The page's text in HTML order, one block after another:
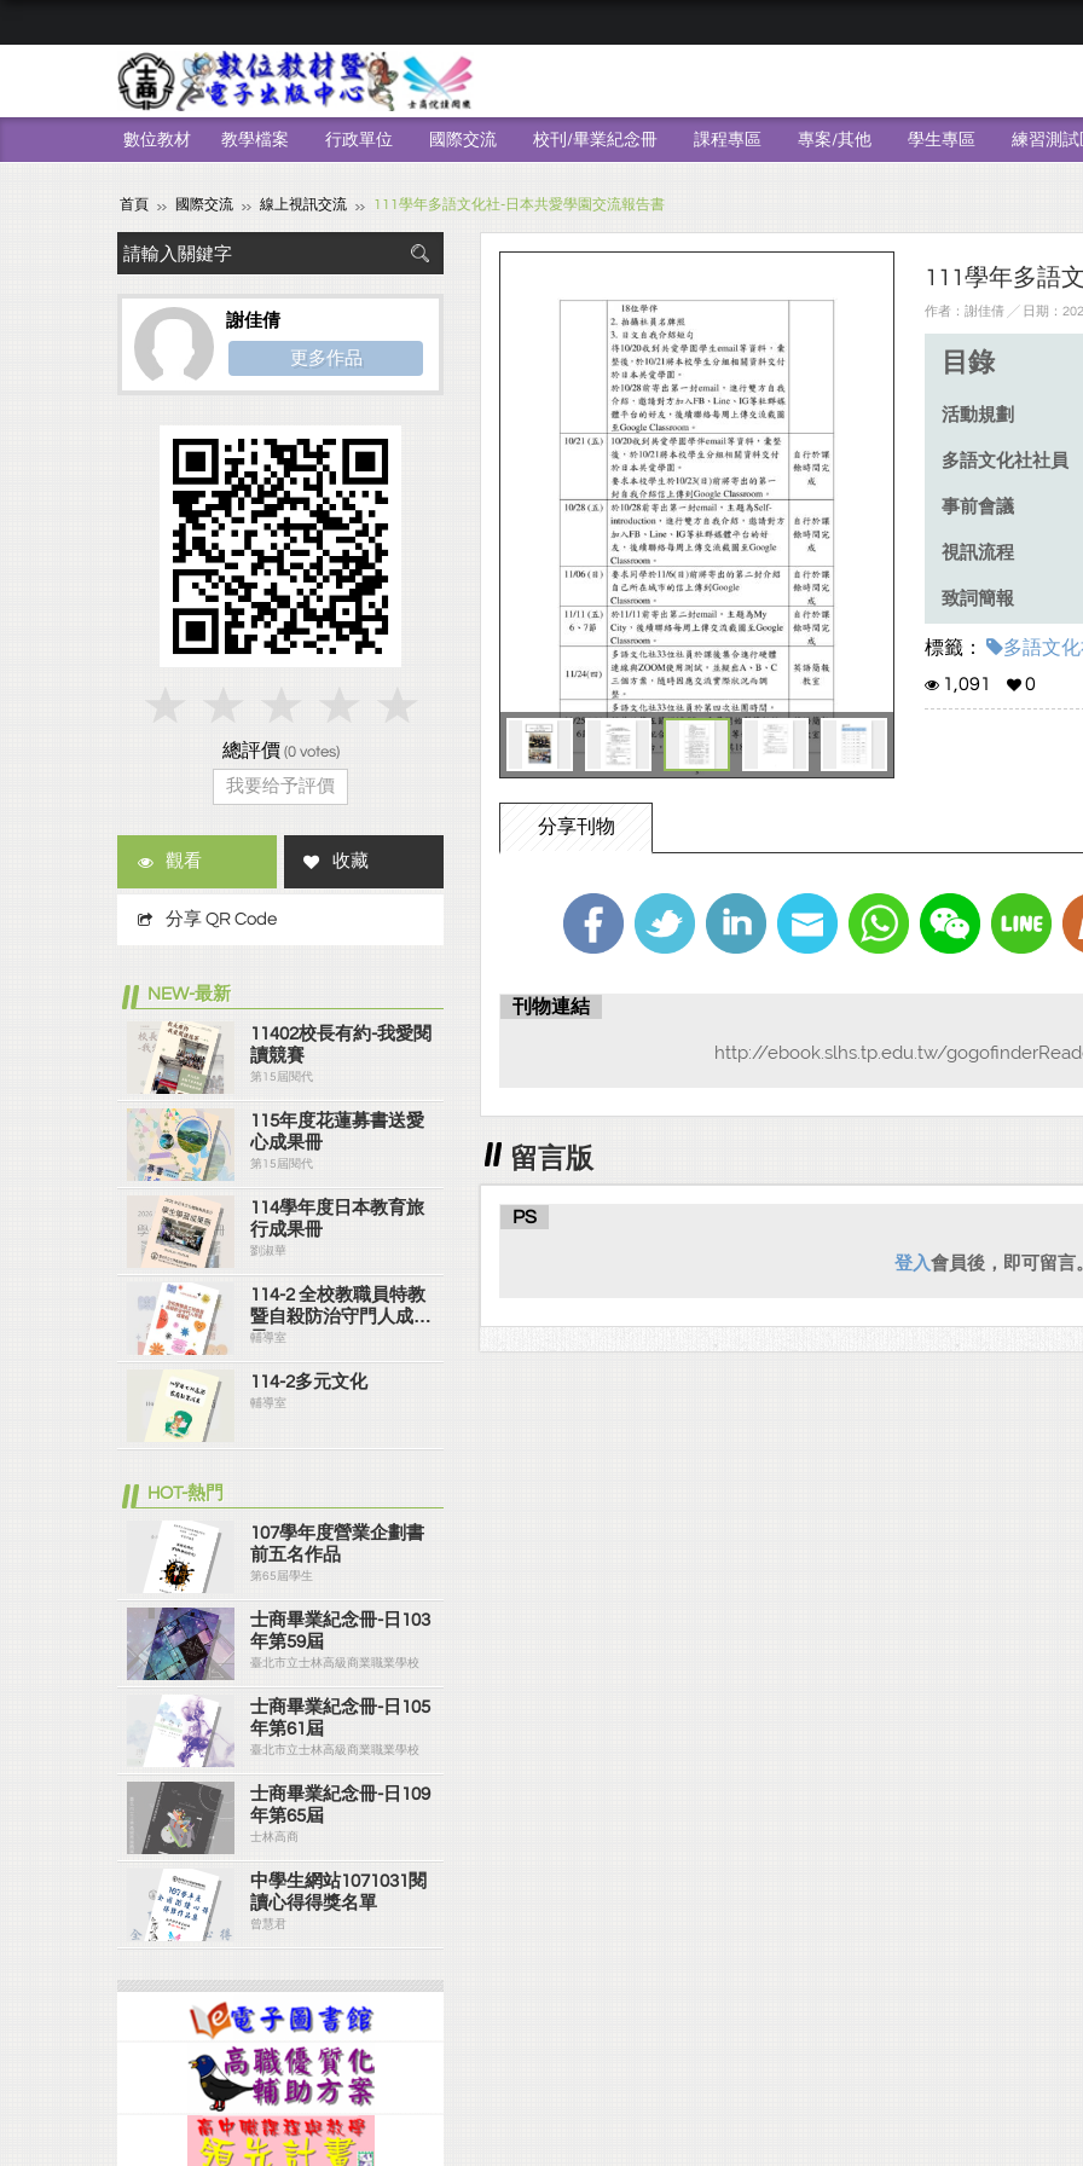
數位教材 教學檔案 行政單位 國際交流 校刊/畢業紀念冊 課程專區 專案/其他 學生專區 練習測試
首頁 國際交流 線上視訊交流 111學年多語文化社-日本共愛學園交流報告書
111學年多語
作者：謝佳倩 ╱ 日期：
目錄
活動規劃
多語文化社社員
事前會議
視訊流程
致詞簡報
共愛校內新聞
聯絡截圖&心得分
標籤：
多語文
1,091
0
分享刊物
刊物連結
http://ebook.slhs.tp.edu.tw/
留言版
PS
登入會員後，即可留言
謝佳倩
更多作品
總評價 (0votes)
我要给予評價
觀看 收藏
分享 QR Code
NEW-最新
11402校長有約-我愛閱
讀競賽
第15屆閱代
115年度花蓮募書送愛
心成果冊
第15屆閱代
114學年度日本教育旅
行成果冊
劉淑華
114-2 全校教職員特教
暨自殺防治守門人成果
冊
輔導室
114-2多元文化
輔導室
HOT-熱門
107學年度營業企劃書
前五名作品
第65屆學生
士商畢業紀念冊-日103
年第59屆
臺北市立士林高級商業職業學校
士商畢業紀念冊-日105
年第61屆
臺北市立士林高級商業職業學校
士商畢業紀念冊-日109
年第65屆
士林高商
中學生網站1071031閱
讀心得得獎名單
曾慧君